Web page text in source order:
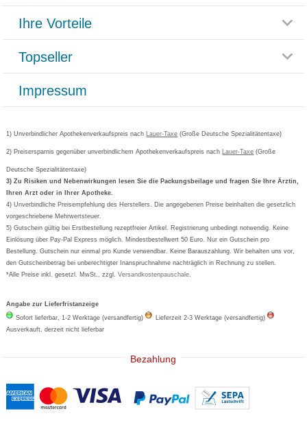
Häufig gestellte Fragen
Datenschutz
AGB
Cookie-Einstellungen
Vertrag widerrufen
Rücksendemöglichkeit
Paketlieferstatus
Versandkosten
Bestellschein ausfüllen
Newsletteranmeldung
Ihre Vorteile
Rezeptlieferung
Bonusprogramm
Gutschein und Rabatte
Kundenbewertung
Topseller
Grippostad
Bepanthen
Formoline
Wick
Eucerin
Basica
Impressum
1) Unverbindlicher Apothekenverkaufspreis nach Lauer-Taxe (Große Deutsche Spezialitätentaxe)
2) Preisersparnis gegenüber unverbindlichem Apothekenverkaufspreis nach Lauer-Taxe (Große
Deutsche Spezialitätentaxe)
3) Zu Risiken und Nebenwirkungen lesen Sie die Packungsbeilage und fragen Sie Ihre Ärztin,
Ihren Arzt oder in Ihrer Apotheke.
4) Unverbindliche Preisempfehlung des Herstellers. Die angegebenen Preise beinhalten die gesetzlich
vorgeschriebene Mehrwertsteuer.
5) Gutschein gültig bei Erstbestellung rezeptfreier Artikel. Registrierung unbedingt notwendig. Keine
Einlösung über Pay-Pal Express möglich. Mindestbestellwert 50 Euro. Nur ein Gutschein pro
Bestellung. Gutschein nur einmal pro Kunde verwendbar. Keine Barauszahlung. Wir behalten uns vor,
den Gutscheinbetrag bei unberechtigter Inanspruchnahme nachträglich in Rechnung zu stellen.
*Alle Preise inkl. gesetzl. MwSt., zzgl.Versandkostenpauschale
Angabe zur Lieferfristanzeige
Sofort lieferbar, 1-2 Werktage (versandfertig)
Lieferzeit 2-3 Werktage (versandfertig)
Ausverkauft, derzeit nicht lieferbar
Bezahlung